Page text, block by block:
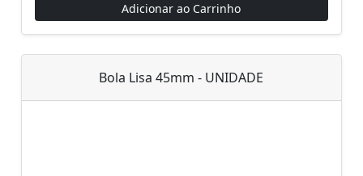
Adicionar ao Carrinho
Bola Lisa 45mm - UNIDADE